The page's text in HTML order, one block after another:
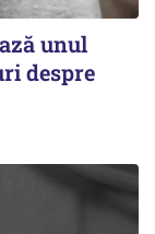
unul
despre